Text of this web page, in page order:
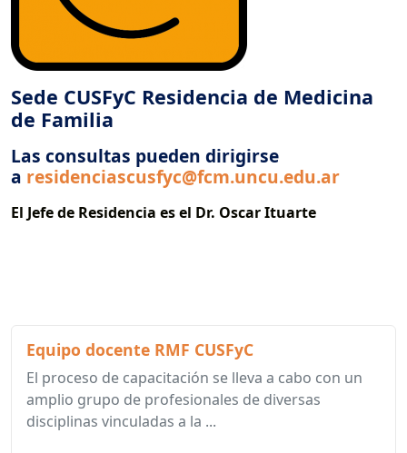
Sede CUSFyC Residencia de Medicina
de Familia
Las consultas pueden dirigirse
a residenciascusfyc@fcm.uncu.edu.ar
El Jefe de Residencia es el Dr. Oscar Ituarte
Equipo docente RMF CUSFyC
El proceso de capacitación se lleva a cabo con un
amplio grupo de profesionales de diversas
disciplinas vinculadas a la ...